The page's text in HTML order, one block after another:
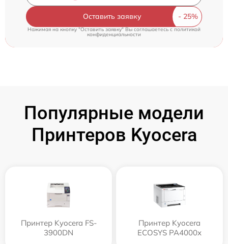
Оставить заявку
Нажимая на кнопку "Оставить заявку" Вы соглашаетесь c политикой
конфиденциальности
Популярные модели
Принтеров Kyocera
Принтер Kyocera FS-
3900DN
Принтер Kyocera
ECOSYS PA4000x